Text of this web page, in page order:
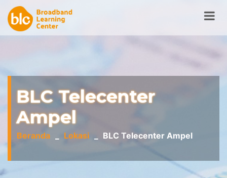
BLC Telecenter
Ampel
Beranda Lokasi BLC Telecenter Ampel